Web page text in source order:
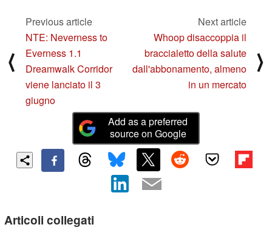
⟨
Previous article
NTE: Neverness to
Everness 1.1
Dreamwalk Corridor
viene lanciato il 3
giugno
Next article
Whoop disaccoppia il
braccialetto della salute
dall'abbonamento, almeno
in un mercato
⟩
Add as a preferred
source on Google
Articoli collegati